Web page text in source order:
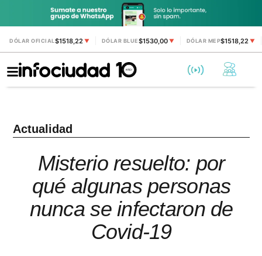
DÓLAR OFICIAL$1518,22 ▼ DÓLAR BLUE$1530,00 ▼ DÓLAR MEP$1518,22 ▼
Actualidad
Misterio resuelto: por
qué algunas personas
nunca se infectaron de
Covid-19